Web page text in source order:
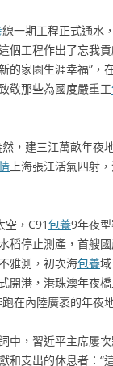
線一期工程正式通水，
個工程作出了忘我
的家園生涯幸福”，
敬那些為國度嚴重工
，建三江萬畝年夜
上海張江活氣四射
空，C91包養9年夜
稻停止測產，首艘國
雅測，初次海包養
開港，港珠澳年夜
跑在內陸廣袤的年夜
中，習近平主席屢
和支出的休息者：“